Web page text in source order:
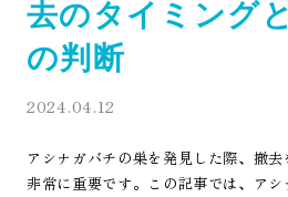
去のタイミング
の判断
2024.04.12
アシナガバチの巣を発見した際、撤
非常に重要です。この記事では、ア